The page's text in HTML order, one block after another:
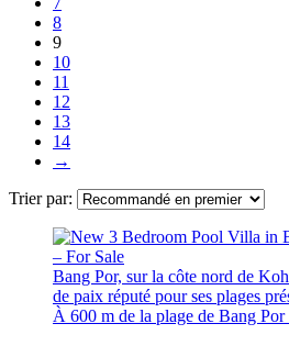
8
9
10
11
12
13
14
→
Trier par:
Bang Por, sur la côte nord de
de paix réputé pour ses plages
À 600 m de la plage de Bang Por